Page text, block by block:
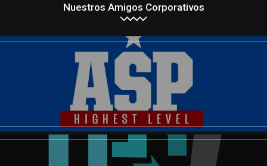
Nuestros Amigos Corporativos